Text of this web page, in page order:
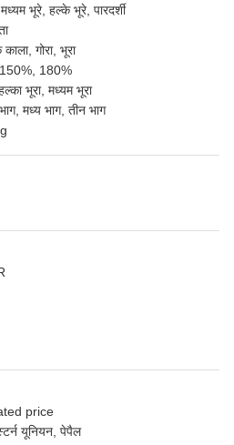
भूरे, हल्के भूरे, पारदर्शी
गोरा, भूरा
180%
हल्का भूरा, मध्यम भूरा
मध्य भाग, तीन भाग
price
यूनियन, पेपैल